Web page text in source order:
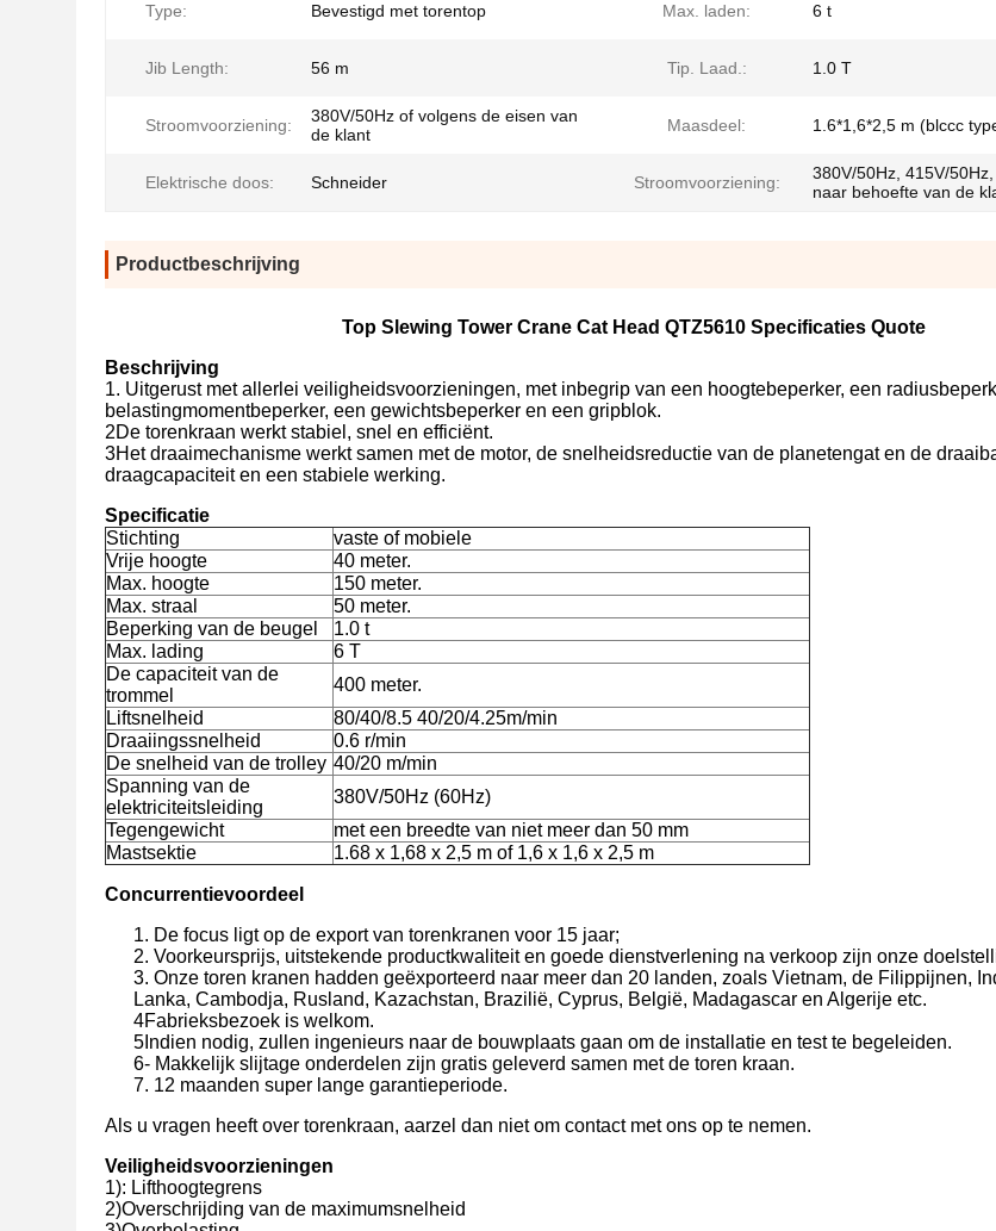
Type: Bevestigd met torentop Max. laden: 6 t
Jib Length: 56 m Tip. Laad.: 1.0 T
Stroomvoorziening:
380V/50Hz of volgens de eisen van
de klant
Maasdeel: 1.6*1,6*2,5 m (blccc
Elektrische doos: Schneider Stroomvoorziening:
380V/50Hz, 415V/
naar behoefte van de
Productbeschrijving
Top Slewing Tower Crane Cat Head QTZ5610 Specificaties Quote
Beschrijving
1. Uitgerust met allerlei veiligheidsvoorzieningen, met inbegrip van een hoogtebeperker, een
belastingmomentbeperker, een gewichtsbeperker en een gripblok.
2De torenkraan werkt stabiel, snel en efficiënt.
3Het draaimechanisme werkt samen met de motor, de snelheidsreductie van de planetengat en de
draagcapaciteit en een stabiele werking.
Specificatie
Stichting
vaste of mobiele
Vrije hoogte
40 meter.
Max. hoogte
150 meter.
Max. straal
50 meter.
Beperking van de beugel
1.0 t
Max. lading
6 T
De capaciteit van de
trommel
400 meter.
Liftsnelheid
80/40/8.5 40/20/4.25m/min
Draaiingssnelheid
0.6 r/min
De snelheid van de trolley 40/20 m/min
Spanning van de
elektriciteitsleiding
380V/50Hz (60Hz)
Tegengewicht
met een breedte van niet meer dan 50 mm
Mastsektie
1.68 x 1,68 x 2,5 m of 1,6 x 1,6 x 2,5 m
Concurrentievoordeel
1. De focus ligt op de export van torenkranen voor 15 jaar;
2. Voorkeursprijs, uitstekende productkwaliteit en goede dienstverlening na verkoop zijn onze
3. Onze toren kranen hadden geëxporteerd naar meer dan 20 landen, zoals Vietnam, de Filippijnen,
Lanka, Cambodja, Rusland, Kazachstan, Brazilië, Cyprus, België, Madagascar en Algerije etc.
4Fabrieksbezoek is welkom.
5Indien nodig, zullen ingenieurs naar de bouwplaats gaan om de installatie en test te begeleiden.
6- Makkelijk slijtage onderdelen zijn gratis geleverd samen met de toren kraan.
7. 12 maanden super lange garantieperiode.
Als u vragen heeft over torenkraan, aarzel dan niet om contact met ons op te nemen.
Veiligheidsvoorzieningen
1): Lifthoogtegrens
2)Overschrijding van de maximumsnelheid